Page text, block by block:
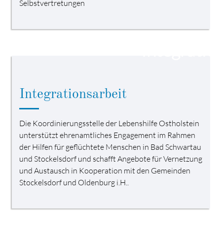
Selbstvertretungen
Integrationsarbeit
Die Koordinierungsstelle der Lebenshilfe Ostholstein
unterstützt ehrenamtliches Engagement im Rahmen
der Hilfen für geflüchtete Menschen in Bad Schwartau
und Stockelsdorf und schafft Angebote für Vernetzung
und Austausch in Kooperation mit den Gemeinden
Stockelsdorf und Oldenburg i.H..